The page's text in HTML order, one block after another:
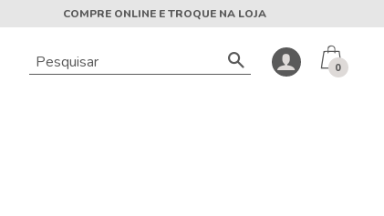
COMPRE ONLINE E TROQUE NA LOJA
0